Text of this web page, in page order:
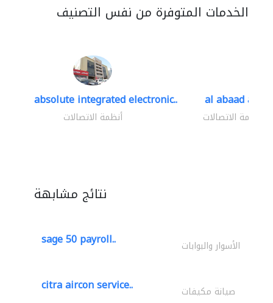
الخدمات المتوفرة من نفس التصنيف
absolute integrated electronic..
أنظمة الاتصالات
al abaad al..
أنظمة الاتصالات
نتائج مشابهة
sage 50 payroll.. الأسوار والبوابات
citra aircon service.. صيانة مكيفات